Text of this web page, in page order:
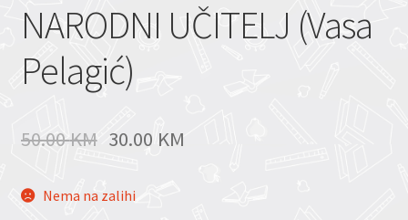
NARODNI UČITELJ (Vasa
Pelagić)
50.00KM 30.00 KM
Nema na zalihi